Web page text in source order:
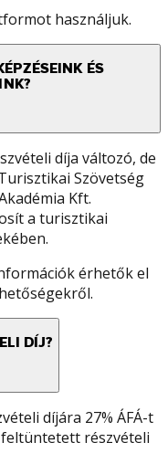
használjuk.
ÉS
díja változó, de
Szövetség
Kft.
a turisztikai
érhetők el
DÍJ?
díjára 27% ÁFÁ-t
részvételi